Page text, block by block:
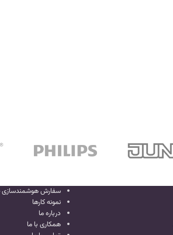
سفارش هوشمندسازی
نمونه کارها
درباره ما
همکاری با ما